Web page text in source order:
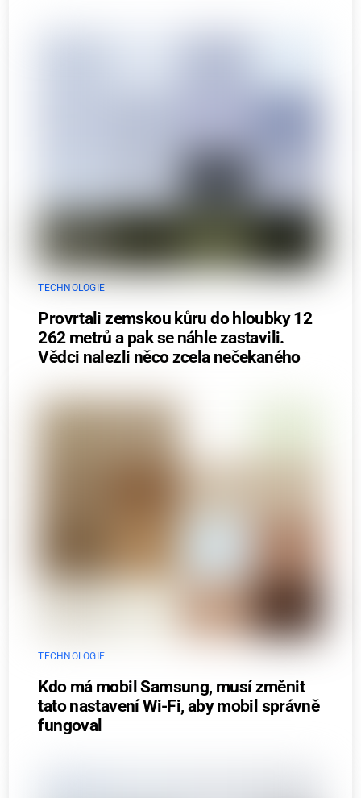
TECHNOLOGIE
Provrtali zemskou kůru do hloubky 12
262 metrů a pak se náhle zastavili.
Vědci nalezli něco zcela nečekaného
TECHNOLOGIE
Kdo má mobil Samsung, musí změnit
tato nastavení Wi-Fi, aby mobil správně
fungoval